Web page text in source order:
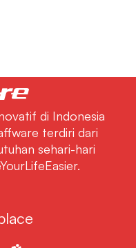
di Indonesia
terdiri dari
sehari-hari